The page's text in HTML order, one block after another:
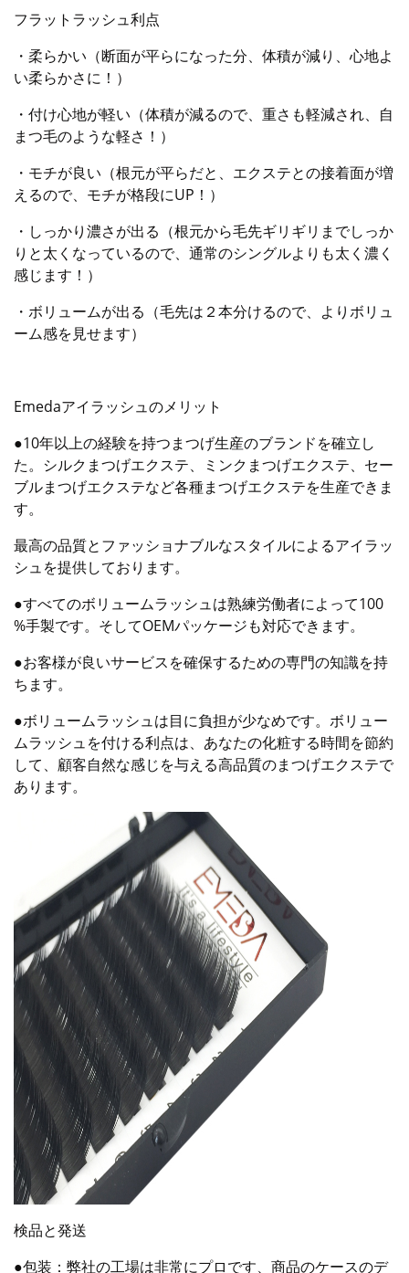
フラットラッシュ利点
・柔らかい（断面が平らになった分、体積が減り、心地よ
い柔らかさに！）
・付け心地が軽い（体積が減るので、重さも軽減され、自
まつ毛のような軽さ！）
・モチが良い（根元が平らだと、エクステとの接着面が増
えるので、モチが格段にUP！）
・しっかり濃さが出る（根元から毛先ギリギリまでしっか
りと太くなっているので、通常のシングルよりも太く濃く
感じます！）
・ボリュームが出る（毛先は２本分けるので、よりボリュ
ーム感を見せます）
Emedaアイラッシュのメリット
●10年以上の経験を持つまつげ生産のブランドを確立し
た。シルクまつげエクステ、ミンクまつげエクステ、セー
ブルまつげエクステなど各種まつげエクステを生産できま
す。
最高の品質とファッショナブルなスタイルによるアイラッ
シュを提供しております。
●すべてのボリュームラッシュは熟練労働者によって100
%手製です。そしてOEMパッケージも対応できます。
●お客様が良いサービスを確保するための専門の知識を持
ちます。
●ボリュームラッシュは目に負担が少なめです。ボリュー
ムラッシュを付ける利点は、あなたの化粧する時間を節約
して、顧客自然な感じを与える高品質のまつげエクステで
あります。
検品と発送
●包装：弊社の工場は非常にプロです、商品のケースのデ